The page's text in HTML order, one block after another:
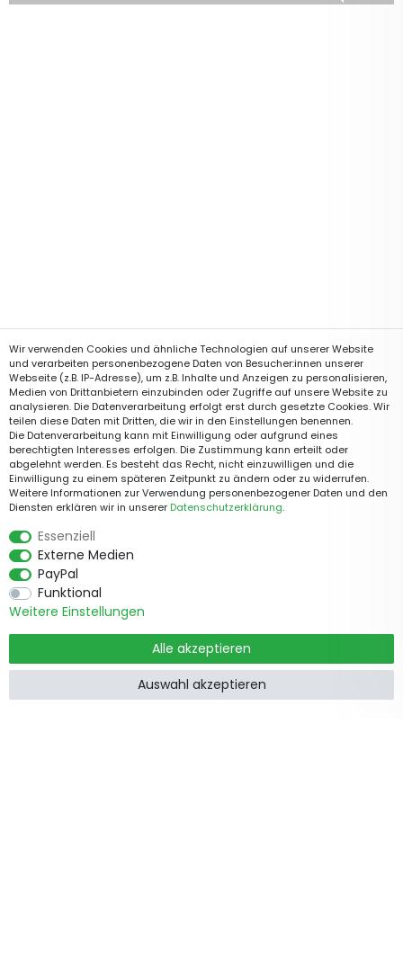
Wir verwenden Cookies und ähnliche Technologien auf unserer Website
und verarbeiten personenbezogene Daten von Besucher:innen unserer
Webseite (z.B. IP-Adresse), um z.B. Inhalte und Anzeigen zu personalisieren,
Medien von Drittanbietern einzubinden oder Zugriffe auf unsere Website zu
analysieren. Die Datenverarbeitung erfolgt erst durch gesetzte Cookies. Wir
teilen diese Daten mit Dritten, die wir in den Einstellungen benennen.
Die Datenverarbeitung kann mit Einwilligung oder aufgrund eines
berechtigten Interesses erfolgen. Die Zustimmung kann erteilt oder
abgelehnt werden. Es besteht das Recht, nicht einzuwilligen und die
Einwilligung zu einem späteren Zeitpunkt zu ändern oder zu widerrufen.
Weitere Informationen zur Verwendung personenbezogener Daten und den
Diensten erklären wir in unserer Daten­schutz­erklärung.
Essenziell
Externe Medien
PayPal
Funktional
Weitere Einstellungen
Alle akzeptieren
Auswahl akzeptieren
Informationen